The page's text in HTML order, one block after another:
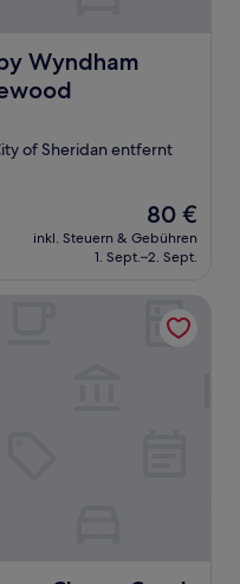
Wyndham
Denver Southwest
of Sheridan entfernt
Der
Preis
beträgt
80 €
inkl. Steuern & Gebühren
1. Sept.–2. Sept.